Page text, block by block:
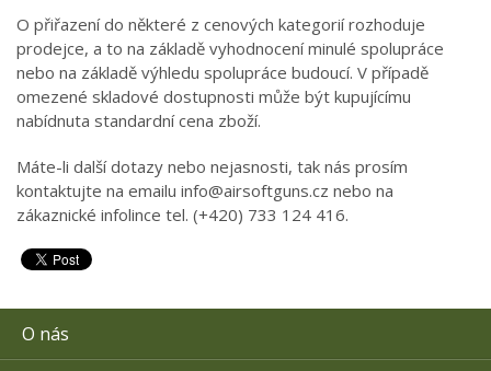
O přiřazení do některé z cenových kategorií rozhoduje
prodejce, a to na základě vyhodnocení minulé spolupráce
nebo na základě výhledu spolupráce budoucí. V případě
omezené skladové dostupnosti může být kupujícímu
nabídnuta standardní cena zboží.
Máte-li další dotazy nebo nejasnosti, tak nás prosím
kontaktujte na emailu info@airsoftguns.cz nebo na
zákaznické infolince tel. (+420) 733 124 416.
O nás